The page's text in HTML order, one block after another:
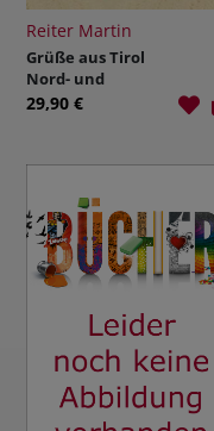
Reiter Martin
Grüße aus Tirol
Nord- und
Osttiroler Orte
Ansichten
29,90 €